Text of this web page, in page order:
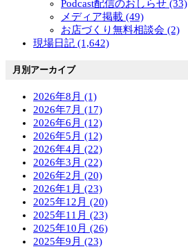
Podcast配信のおしらせ (33)
メディア掲載 (49)
お店づくり無料相談会 (2)
現場日記 (1,642)
月別アーカイブ
2026年8月 (1)
2026年7月 (17)
2026年6月 (12)
2026年5月 (12)
2026年4月 (22)
2026年3月 (22)
2026年2月 (20)
2026年1月 (23)
2025年12月 (20)
2025年11月 (23)
2025年10月 (26)
2025年9月 (23)